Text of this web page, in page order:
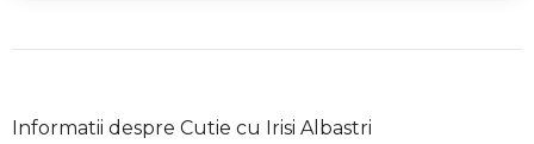
Informatii despre Cutie cu Irisi Albastri